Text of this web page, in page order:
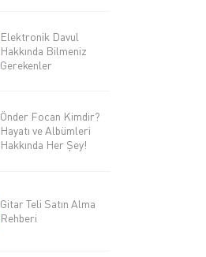
Elektronik Davul
Hakkında Bilmeniz
Gerekenler
Önder Focan Kimdir?
Hayatı ve Albümleri
Hakkında Her Şey!
Gitar Teli Satın Alma
Rehberi